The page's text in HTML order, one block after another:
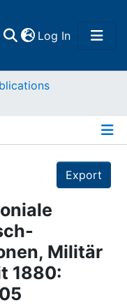
Log In(current)
Export
Militär
1880: